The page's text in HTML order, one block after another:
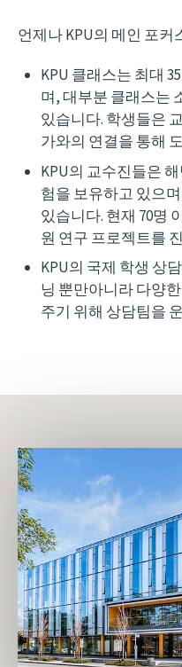
언제나 KPU의 메인 포
KPU 클래스는 최대
며, 대부분 클래스는
있습니다. 학생들은
가와의 연결을 통해
KPU의 교수진들은
험을 보유하고 있으
있습니다. 현재 70명
원 연구 프로젝트를
KPU의 국제 학생 상
닝 뿐만아니라 다양
주기 위해 상담팀을
Image